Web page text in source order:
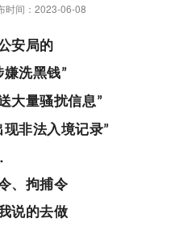
时间： 2023-06-08
安局的
嫌洗黑钱”
大量骚扰信息”
非法入境记录”
、拘捕令
说的去做